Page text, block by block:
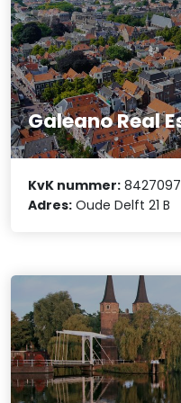
Galeano Real
KvK nummer:
Adres: Oude Delft 21 B